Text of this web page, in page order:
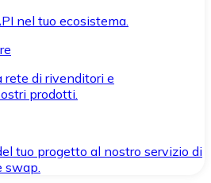
nel tuo ecosistema.
di rivenditori e
prodotti.
tuo progetto al nostro servizio di
swap.